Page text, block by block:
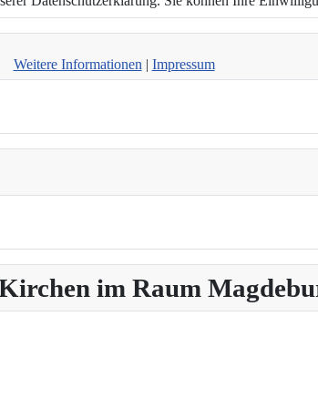
im Raum
Weitere Informationen | Impressum